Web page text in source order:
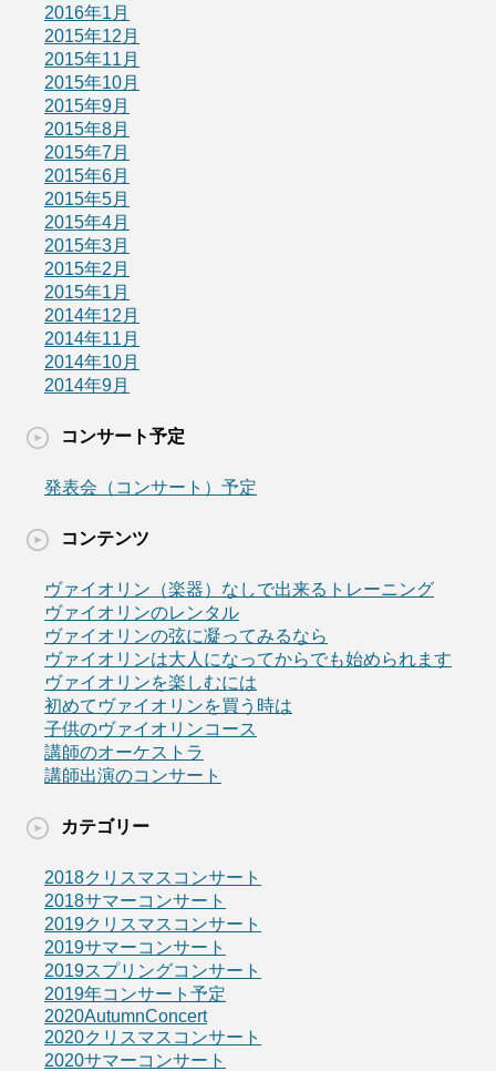
2016年1月
2015年12月
2015年11月
2015年10月
2015年9月
2015年8月
2015年7月
2015年6月
2015年5月
2015年4月
2015年3月
2015年2月
2015年1月
2014年12月
2014年11月
2014年10月
2014年9月
コンサート予定
発表会（コンサート）予定
コンテンツ
ヴァイオリン（楽器）なしで出来るトレーニング
ヴァイオリンのレンタル
ヴァイオリンの弦に凝ってみるなら
ヴァイオリンは大人になってからでも始められます
ヴァイオリンを楽しむには
初めてヴァイオリンを買う時は
子供のヴァイオリンコース
講師のオーケストラ
講師出演のコンサート
カテゴリー
2018クリスマスコンサート
2018サマーコンサート
2019クリスマスコンサート
2019サマーコンサート
2019スプリングコンサート
2019年コンサート予定
2020AutumnConcert
2020クリスマスコンサート
2020サマーコンサート